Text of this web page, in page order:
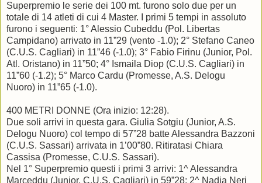
Superpremio le serie dei 100 mt. furono solo due per un
totale di 14 atleti di cui 4 Master. I primi 5 tempi in assoluto
furono i seguenti: 1° Alessio Cubeddu (Pol. Libertas
Campidano) arrivato in 11”29 (vento -1.0); 2° Stefano Caneo
(C.U.S. Cagliari) in 11”46 (-1.0); 3° Fabio Firinu (Junior, Pol.
Atl. Oristano) in 11”50; 4° Ismaila Diop (C.U.S. Cagliari) in
11”60 (-1.2); 5° Marco Cardu (Promesse, A.S. Delogu
Nuoro) in 11”65 (-1.0).
400 METRI DONNE (Ora inizio: 12:28).
Due soli arrivi in questa gara. Giulia Sotgiu (Junior, A.S.
Delogu Nuoro) col tempo di 57”28 batte Alessandra Bazzoni
(C.U.S. Sassari) arrivata in 1’00”80. Ritiratasi Chiara
Cassisa (Promesse, C.U.S. Sassari).
Nel 1° Superpremio questi i primi 3 arrivi: 1^ Alessandra
Marceddu (Junior, C.U.S. Cagliari) in 59”28; 2^ Nadia Neri